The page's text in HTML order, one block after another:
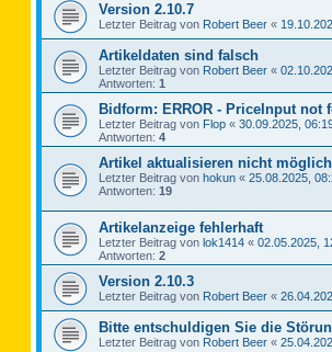
Version 2.10.7
Letzter Beitrag von Robert Beer «
Artikeldaten sind falsch
Letzter Beitrag von Robert Beer «
Antworten: 1
Bidform: ERROR - PriceInput not
Letzter Beitrag von Flop « 30.09.2025,
Antworten: 4
Artikel aktualisieren nicht möglich
Letzter Beitrag von hokun « 25.08.2025,
Antworten: 19
Artikelanzeige fehlerhaft
Letzter Beitrag von lok1414 « 02.05.2025,
Antworten: 2
Version 2.10.3
Letzter Beitrag von Robert Beer «
Bitte entschuldigen Sie die
Letzter Beitrag von Robert Beer «